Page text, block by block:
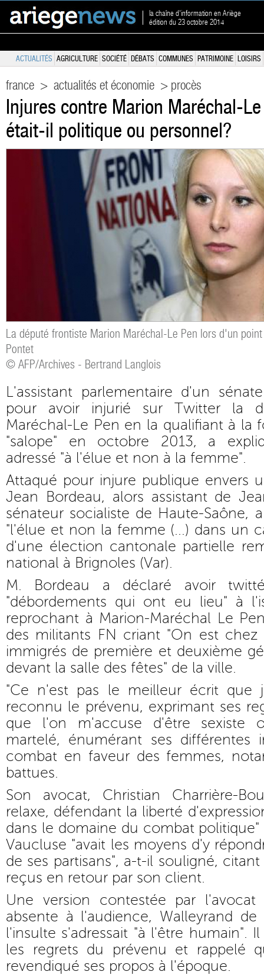
la chaîne d'information en Ariège
édition du 23 octobre 2014
ACTUALITÉS AGRICULTURE SOCIÉTÉ DÉBATS COMMUNES PATRIMOINE LOISIRS
france > actualités et économie > procès
Injures contre Marion Maréchal-
était-il politique ou personnel?
La député frontiste Marion Maréchal-Le Pen lors d'un
Pontet
© AFP/Archives - Bertrand Langlois
L'assistant parlementaire d'un
pour avoir injurié sur Twitter la
Maréchal-Le Pen en la qualifiant à la
"salope" en octobre 2013, a
adressé "à l'élue et non à la femme".
Attaqué pour injure publique envers
Jean Bordeau, alors assistant de
sénateur socialiste de Haute-Saône,
"l'élue et non la femme (...) dans un
d'une élection cantonale partielle
national à Brignoles (Var).
M. Bordeau a déclaré avoir
"débordements qui ont eu lieu" à
reprochant à Marion-Maréchal Le
des militants FN criant "On est chez
immigrés de première et deuxième
devant la salle des fêtes" de la ville.
"Ce n'est pas le meilleur écrit que
reconnu le prévenu, exprimant ses
que l'on m'accuse d'être sexiste
martelé, énumérant ses différentes
combat en faveur des femmes,
battues.
Son avocat, Christian Charrière-
relaxe, défendant la liberté
dans le domaine du combat
Vaucluse "avait les moyens d'y
de ses partisans", a-t-il souligné,
reçus en retour par son client.
Une version contestée par
absente à l'audience, Walleyrand
l'insulte s'adressait "à l'être humain".
les regrets du prévenu et rappelé
revendiqué ses propos à l'époque.